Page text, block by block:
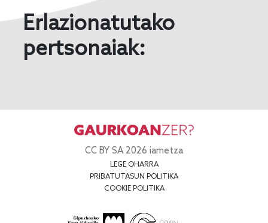
Erlazionatutako
pertsonaiak:
CC BY SA 2026 iametza
LEGE OHARRA
PRIBATUTASUN POLITIKA
COOKIE POLITIKA